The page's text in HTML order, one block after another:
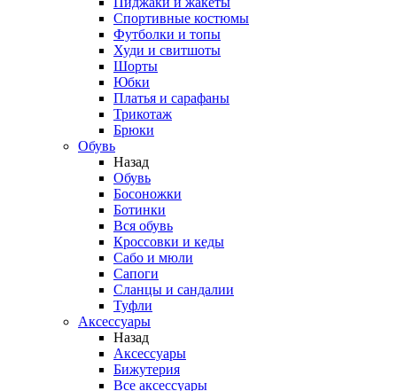
Спортивные костюмы
Футболки и топы
Худи и свитшоты
Шорты
Юбки
Платья и сарафаны
Трикотаж
Брюки
Обувь
Назад
Обувь
Босоножки
Ботинки
Вся обувь
Кроссовки и кеды
Сабо и мюли
Сапоги
Сланцы и сандалии
Туфли
Аксессуары
Назад
Аксессуары
Бижутерия
Все аксессуары